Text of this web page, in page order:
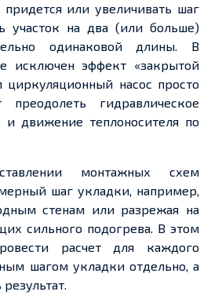
или увеличивать шаг
участок на два (или больше)
одинаковой длины. В
исключен эффект «закрытой
циркуляционный насос просто
гидравлическое
и движение теплоносителя по
монтажных схем
шаг укладки, например,
стенам или разрежая на
сильного подогрева. В этом
расчет для каждого
шагом укладки отдельно, а